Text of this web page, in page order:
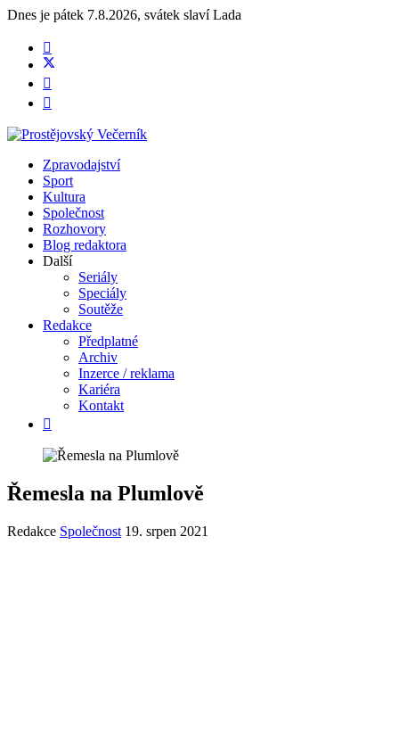
Dnes je pátek 7.8.2026, svátek slavíLada
Zpravodajství
Sport
Kultura
Společnost
Rozhovory
Blog redaktora
Další
Seriály
Speciály
Soutěže
Redakce
Předplatné
Archiv
Inzerce / reklama
Kariéra
Kontakt
Řemesla na Plumlově
Redakce Společnost 19. srpen 2021